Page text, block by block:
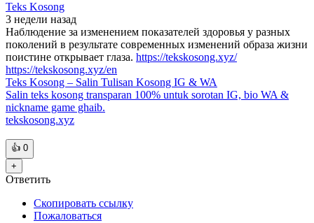
Teks Kosong
3 недели назад
Наблюдение за изменением показателей здоровья у разных
поколений в результате современных изменений образа жизни
поистине открывает глаза. https://tekskosong.xyz/
https://tekskosong.xyz/en
Teks Kosong – Salin Tulisan Kosong IG & WA
Salin teks kosong transparan 100% untuk sorotan IG, bio WA &
nickname game ghaib.
tekskosong.xyz
👍 0
+
Ответить
Скопировать ссылку
Пожаловаться